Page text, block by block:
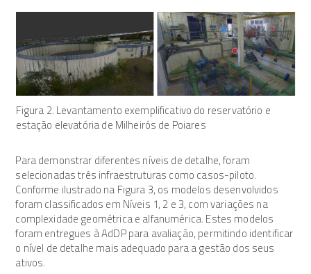
Figura 2. Levantamento exemplificativo do reservatório e
estação elevatória de Milheirós de Poiares
Para demonstrar diferentes níveis de detalhe, foram
selecionadas três infraestruturas como casos-piloto.
Conforme ilustrado na Figura 3, os modelos desenvolvidos
foram classificados em Níveis 1, 2 e 3, com variações na
complexidade geométrica e alfanumérica. Estes modelos
foram entregues à AdDP para avaliação, permitindo identificar
o nível de detalhe mais adequado para a gestão dos seus
ativos.